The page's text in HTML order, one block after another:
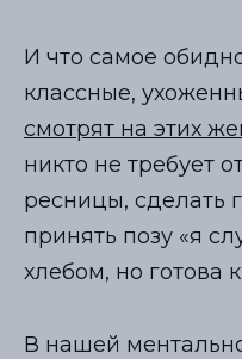
И что самое
классные,
смотрят на этих
никто не требует
ресницы, сделать
принять позу «я
хлебом, но готова
В нашей